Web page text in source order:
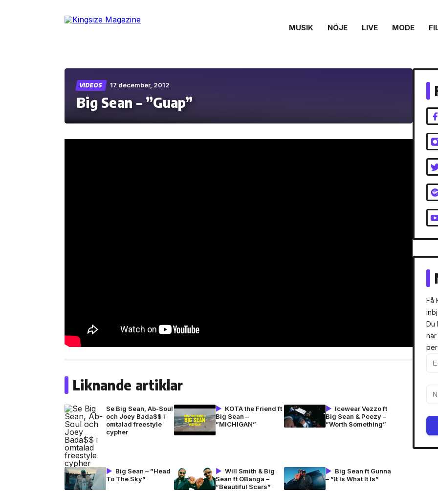
MUSIK NÖJE LIVE MODE
VIDEOS 17 december, 2012
Big Sean – ”Guap”
Liknande artiklar
Se Big Sean, Ab-Soul
och Joey Bada$$ i
omtalad freestyle
cypher
KOTA the Friend ft
Big Sean –
”MICHIGAN”
Icewear Vezzo ft
Big Sean & Peezy –
”Worth Something”
Big Sean – ”Head
To The Sky”
Will Smith & Big
Sean ft OBanga –
”Beautiful Scars”
Big Sean ft Gunna
– ”It Is What It Is”
Få
Du
när